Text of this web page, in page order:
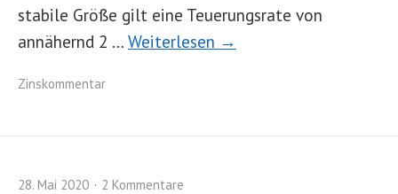
stabile Größe gilt eine Teuerungsrate von
annähernd 2 … Weiterlesen →
Zinskommentar
28. Mai 2020 2 Kommentare